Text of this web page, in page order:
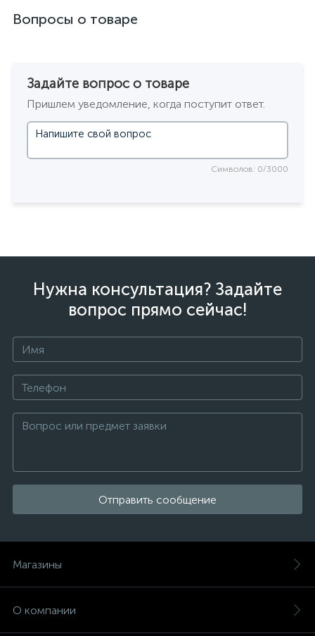
Вопросы о товаре
Задайте вопрос о товаре
Пришлем уведомление, когда поступит ответ.
Символов: 0/3000
Нужна консультация? Задайте
вопрос прямо сейчас!
Отправить сообщение
Магазины
О компании